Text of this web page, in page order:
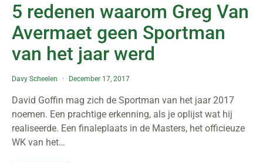
5 redenen waarom Greg Van
Avermaet geen Sportman
van het jaar werd
Davy Scheelen December 17, 2017
David Goffin mag zich de Sportman van het jaar 2017
noemen. Een prachtige erkenning, als je oplijst wat hij
realiseerde. Een finaleplaats in de Masters, het officieuze
WK van het…